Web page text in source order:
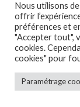
© Copyright
Nous utilisons
offrir
préférences et
"Accepter tout",
cookies.
cookies" pour
Paramétrage